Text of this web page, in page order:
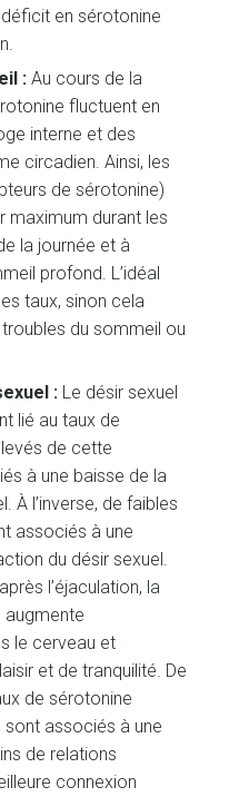
déficit en sérotonine
: Au cours de la
fluctuent en
interne et des
circadien. Ainsi, les
de sérotonine)
maximum durant les
la journée et à
profond. L’idéal
taux, sinon cela
du sommeil ou
: Le désir sexuel
lié au taux de
de cette
à une baisse de la
À l’inverse, de faibles
associés à une
du désir sexuel.
l’éjaculation, la
augmente
le cerveau et
et de tranquilité. De
de sérotonine
associés à une
de relations
connexion